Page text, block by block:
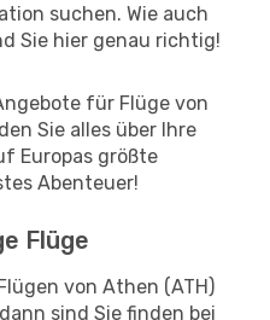
suchen. Wie auch
Sie hier genau richtig!
für Flüge von
Sie alles über Ihre
Europas größte
Abenteuer!
Flüge
von Athen (ATH)
sind Sie finden bei